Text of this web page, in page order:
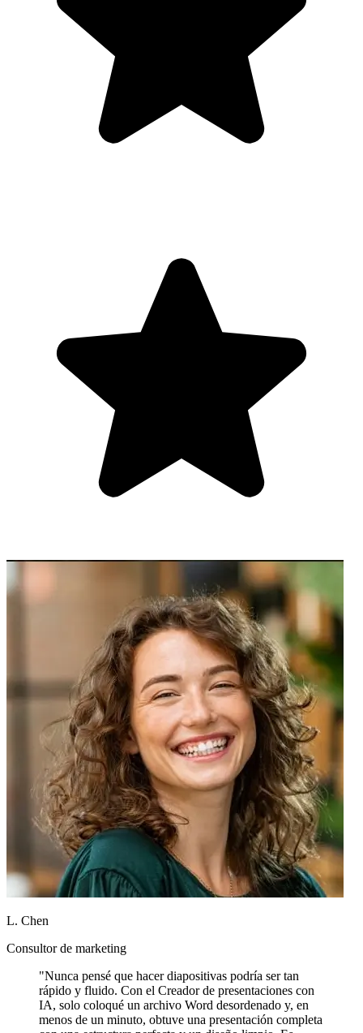
L. Chen
Consultor de marketing
"Nunca pensé que hacer diapositivas podría ser tan
rápido y fluido. Con el Creador de presentaciones con
IA, solo coloqué un archivo Word desordenado y, en
menos de un minuto, obtuve una presentación completa